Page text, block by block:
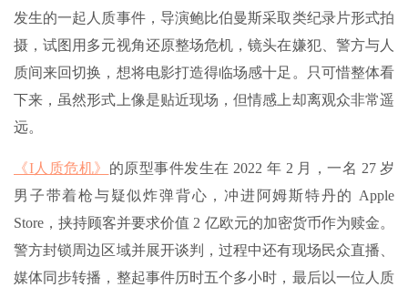
发生的一起人质事件，导演鲍比伯曼斯采取类纪录片形式拍
摄，试图用多元视角还原整场危机，镜头在嫌犯、警方与人
质间来回切换，想将电影打造得临场感十足。只可惜整体看
下来，虽然形式上像是贴近现场，但情感上却离观众非常遥
远。
《I人质危机》 的原型事件发生在 2022 年 2 月，一名 27 岁
男子带着枪与疑似炸弹背心，冲进阿姆斯特丹的 Apple
Store，挟持顾客并要求价值 2 亿欧元的加密货币作为赎金。
警方封锁周边区域并展开谈判，过程中还有现场民众直播、
媒体同步转播，整起事件历时五个多小时，最后以一位人质